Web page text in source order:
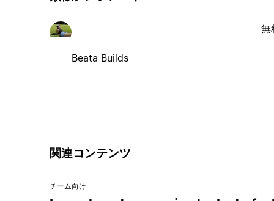
Beata Builds
無
関連コンテンツ
チーム向け